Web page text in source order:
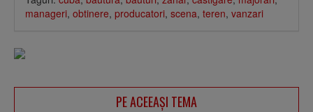
manageri, obtinere, producatori, scena, teren, vanzari
PE ACEEAŞI TEMA